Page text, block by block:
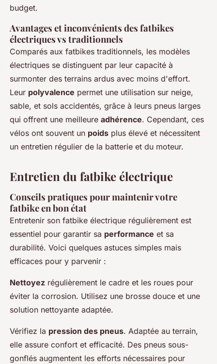
budget.
Avantages et inconvénients des fatbikes
électriques vs traditionnels
Comparés aux fatbikes traditionnels, les modèles
électriques se distinguent par leur capacité à
surmonter des terrains ardus avec moins d'effort.
Leur polyvalence permet une utilisation sur neige,
sable, et sols accidentés, grâce à leurs pneus larges
qui offrent une meilleure adhérence. Cependant, ces
vélos ont souvent un poids plus élevé et nécessitent
un entretien régulier de la batterie et du moteur.
Entretien du fatbike électrique
Conseils pratiques pour maintenir votre
fatbike en bon état
Entretenir son fatbike électrique régulièrement est
essentiel pour garantir sa performance et sa
durabilité. Voici quelques astuces simples mais
efficaces pour y parvenir :
Nettoyez régulièrement le cadre et les roues pour
éviter la corrosion. Utilisez une brosse douce et une
solution nettoyante adaptée.
Vérifiez la pression des pneus. Adaptée au terrain,
elle assure confort et efficacité. Des pneus sous-
gonflés augmentent les efforts nécessaires pour